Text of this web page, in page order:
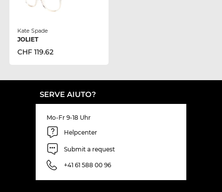
Kate Spade
JOLIET
CHF 119.62
SERVE AIUTO?
Mo-Fr 9-18 Uhr
Helpcenter
Submit a request
+41 61 588 00 96